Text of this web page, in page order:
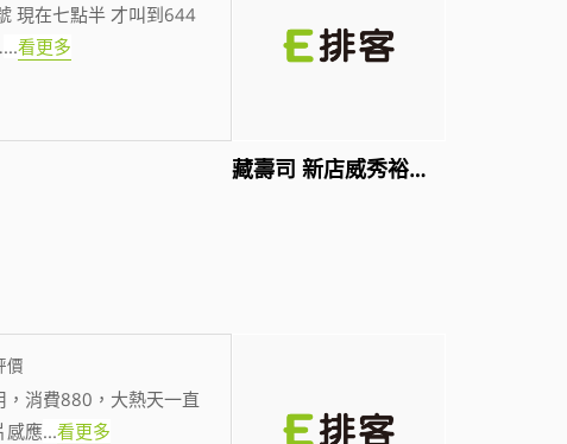
現在七點半 才叫到644
...看更多
藏壽司 新店威秀裕隆店
價
，消費880，大熱天一直
感應...看更多